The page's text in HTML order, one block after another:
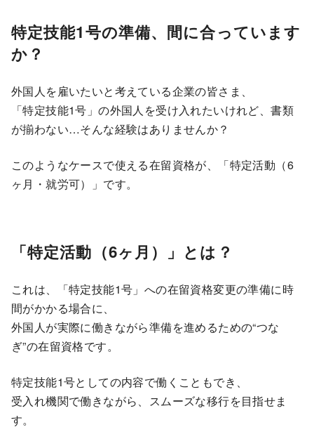
特定技能1号の準備、間に合っています
か？
外国人を雇いたいと考えている企業の皆さま、
「特定技能1号」の外国人を受け入れたいけれど、書類
が揃わない…そんな経験はありませんか？
このようなケースで使える在留資格が、「特定活動（6
ヶ月・就労可）」です。
「特定活動（6ヶ月）」とは？
これは、「特定技能1号」への在留資格変更の準備に時
間がかかる場合に、
外国人が実際に働きながら準備を進めるための“つな
ぎ”の在留資格です。
特定技能1号としての内容で働くこともでき、
受入れ機関で働きながら、スムーズな移行を目指せま
す。